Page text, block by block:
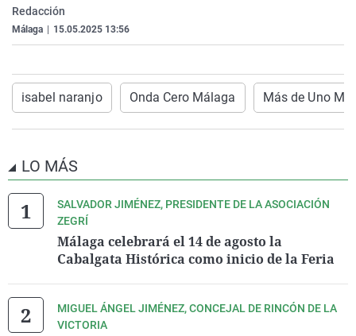
Gente viajera
Retornados
Operación Viuda
Galicia
Navarra
Televisión
Redacción
Málaga 15.05.2025 13:56
isabel naranjo Onda Cero Málaga Más de Uno
LO MÁS
SALVADOR JIMÉNEZ, PRESIDENTE DE LA ASOCIACIÓN
ZEGRÍ
Málaga celebrará el 14 de agosto la
Cabalgata Histórica como inicio de la Feria
MIGUEL ÁNGEL JIMÉNEZ, CONCEJAL DE RINCÓN DE LA
VICTORIA